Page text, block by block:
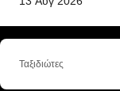
Ταξιδιώτες